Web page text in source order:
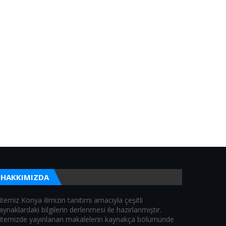
HAKKIMIZDA
Konya ilimizin tanıtımı amacıyla çeşitli
bilgilerin derlenmesi ile hazırlanmıştır.
yayınlanan makalelerin kaynakça bölümünde